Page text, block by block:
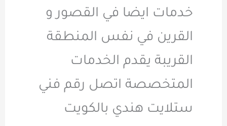
خدمات ايضا في القصور و
القرين في نفس المنطقة
القريبة يقدم الخدمات
المتخصصة اتصل رقم فني
ستلايت هندي بالكويت